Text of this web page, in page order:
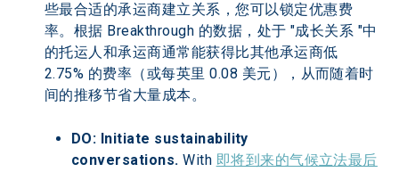
些最合适的承运商建立关系，您可以锁定优惠费
率。根据 Breakthrough 的数据，处于 "成长关系 "中
的托运人和承运商通常能获得比其他承运商低
2.75% 的费率（或每英里 0.08 美元），从而随着时
间的推移节省大量成本。
DO: Initiate sustainability
conversations. With 即将到来的气候立法最后